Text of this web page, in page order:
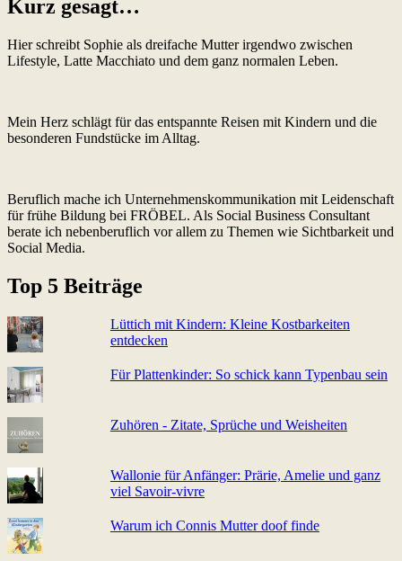
Kurz gesagt…
Hier schreibt Sophie als dreifache Mutter irgendwo zwischen
Lifestyle, Latte Macchiato und dem ganz normalen Leben.
Mein Herz schlägt für das entspannte Reisen mit Kindern und die
besonderen Fundstücke im Alltag.
Beruflich mache ich Unternehmenskommunikation mit Leidenschaft
für frühe Bildung bei FRÖBEL. Als Social Business Consultant
berate ich nebenberuflich vor allem zu Themen wie Sichtbarkeit und
Social Media.
Top 5 Beiträge
Lüttich mit Kindern: Kleine Kostbarkeiten
entdecken
Für Plattenkinder: So schick kann Typenbau sein
Zuhören - Zitate, Sprüche und Weisheiten
Wallonie für Anfänger: Prärie, Amelie und ganz
viel Sa­voir-vi­v­re
Warum ich Connis Mutter doof finde